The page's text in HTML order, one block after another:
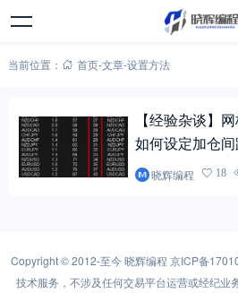
当前位置： 首页-文章-设置方法
【经验杂谈】
如何设定加仓间
晓辉编程 18
Copyright © 2012-至今晓辉编程 京ICP备
技术服务，不涉及任何交易平台运营或经纪业